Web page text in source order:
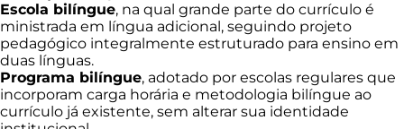
Escola bilíngue, na qual grande parte do currículo é
ministrada em língua adicional, seguindo projeto
pedagógico integralmente estruturado para ensino em
duas línguas.
Programa bilíngue, adotado por escolas regulares que
incorporam carga horária e metodologia bilíngue ao
currículo já existente, sem alterar sua identidade